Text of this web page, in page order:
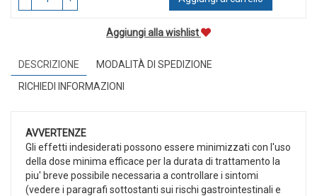
Aggiungi alla wishlist
DESCRIZIONE
MODALITÀ DI SPEDIZIONE
RICHIEDI INFORMAZIONI
AVVERTENZE
Gli effetti indesiderati possono essere minimizzati con l'uso
della dose minima efficace per la durata di trattamento la
piu' breve possibile necessaria a controllare i sintomi
(vedere i paragrafi sottostanti sui rischi gastrointestinali e